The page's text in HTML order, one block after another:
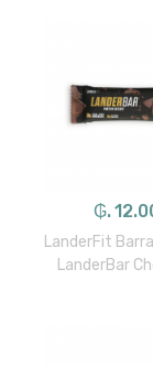
₲.
LanderFit
LanderBar